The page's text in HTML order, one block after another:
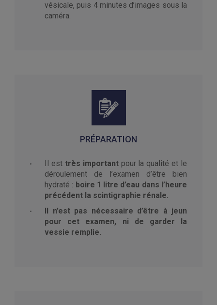
vésicale, puis 4 minutes d’images sous la
caméra.
PRÉPARATION
Il esttrès important pour la qualité et le
déroulement de l’examen d’être bien
hydraté : boire 1 litre d’eau dans l’heure
précédent la scintigraphie rénale.
Il n’est pas nécessaire d’être à jeun
pour cet examen, ni de garder la
vessie remplie.